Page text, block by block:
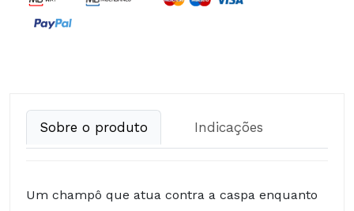
Sobre o produto Indicações
Um champô que atua contra a caspa enquanto